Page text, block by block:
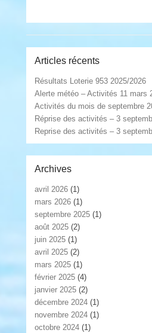
Articles récents
Résultats Loterie 953 2025/2026
Alerte météo – Activités 11 mars
Activités du mois de septembre
Réprise des activités – 3
Reprise des activités – 3
Archives
avril 2026 (1)
mars 2026 (1)
septembre 2025 (1)
août 2025 (2)
juin 2025 (1)
avril 2025 (2)
mars 2025 (1)
février 2025 (4)
janvier 2025 (2)
décembre 2024 (1)
novembre 2024 (1)
octobre 2024 (1)